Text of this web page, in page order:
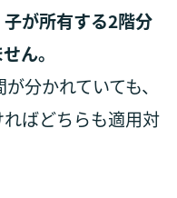
が所有する2階分
ん。
分かれていても、
ばどちらも適用対